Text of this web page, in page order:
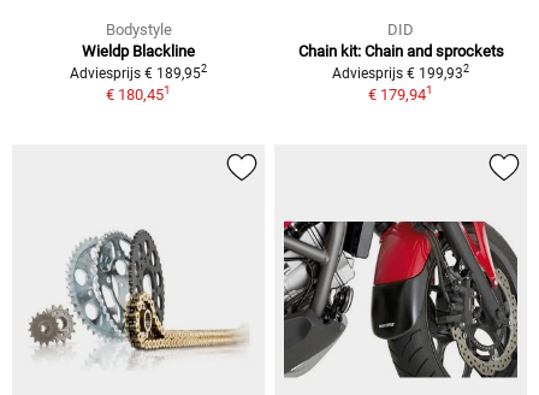
Bodystyle
Wieldp Blackline
Adviesprijs € 189,952
€ 180,451
DID
Chain kit: Chain and sprockets
Adviesprijs € 199,932
€ 179,941